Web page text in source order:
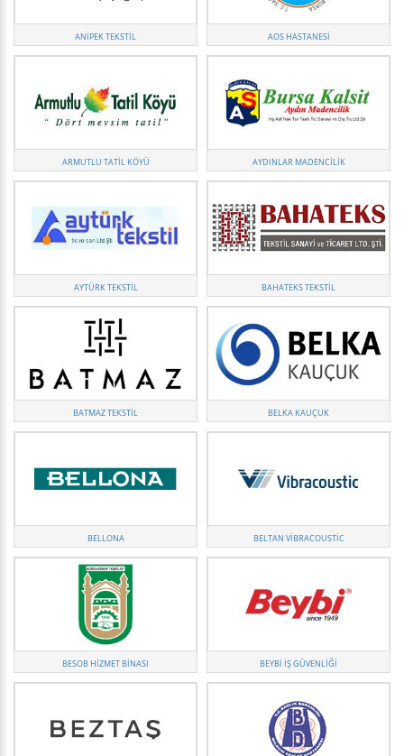
ANIPEK TEKSTIL AOS HASTANESI
ARMUTLU TATIL KÖYÜ AYDINLAR MADENCILIK
AYTÜRK TEKSTIL BAHATEKS TEKSTIL
BATMAZ TEKSTIL BELKA KAUÇUK
BELLONA BELTAN VIBRACOUSTIC
BESOB HIZMET BINASI BEYBI İŞ GÜVENLIĞI